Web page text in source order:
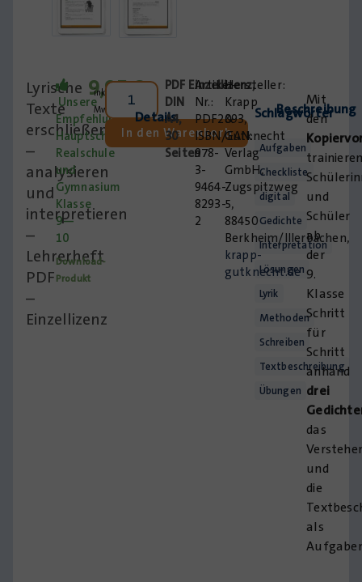
Lyrische
Texte
erschließen
–
analysieren
und
interpretieren
–
Lehrerheft
PDF
–
Einzellizenz
Unsere
Empfehlung:
Hauptschule,
Realschule
und
Gymnasium
Klasse
9—
10
Download-
Produkt
9,95€
inkl.
MwSt.
In den Warenkorb
Details
PDF Einzellizenz,
DIN
A4,
30
Seiten
Artikel-
Nr.:
PDF2093,
ISBN/EAN:
978-
3-
9464-
8293-
2
Krapp
&
Gutknecht
Verlag
GmbH,
Zugspitzweg
5,
88450
Berkheim/Illerbachen,
krapp-
gutknecht.de
Schlagwörter
Aufgaben
Checkliste
digital
Gedichte
Interpretation
Lösungen
Lyrik
Methoden
Schreiben
Textbeschreibung
Übungen
Beschreibung
Mit
den
und
Schüler
ab
der
9.
Klasse
Schritt
für
Schritt
anhand
drei
das
und
die
als